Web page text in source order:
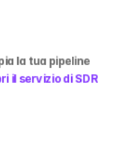
la tua pipeline
il servizio di SDR